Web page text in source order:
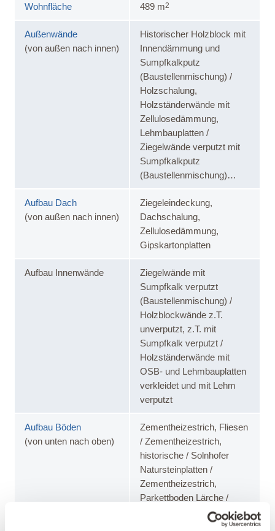
Wohnfläche 489 m2
Außenwände
(von außen nach innen)
Historischer Holzblock mit
Innendämmung und
Sumpfkalkputz
(Baustellenmischung) /
Holzschalung,
Holzständerwände mit
Zellulosedämmung,
Lehmbauplatten /
Ziegelwände verputzt mit
Sumpfkalkputz
(Baustellenmischung)…
Aufbau Dach
(von außen nach innen)
Ziegeleindeckung,
Dachschalung,
Zellulosedämmung,
Gipskartonplatten
Aufbau Innenwände
Ziegelwände mit
Sumpfkalk verputzt
(Baustellenmischung) /
Holzblockwände z.T.
unverputzt, z.T. mit
Sumpfkalk verputzt /
Holzständerwände mit
OSB- und Lehmbauplatten
verkleidet und mit Lehm
verputzt
Aufbau Böden
(von unten nach oben)
Zementheizestrich, Fliesen
/ Zementheizestrich,
historische / Solnhofer
Natursteinplatten /
Zementheizestrich,
Parkettboden Lärche /
Holzkonstruktion,